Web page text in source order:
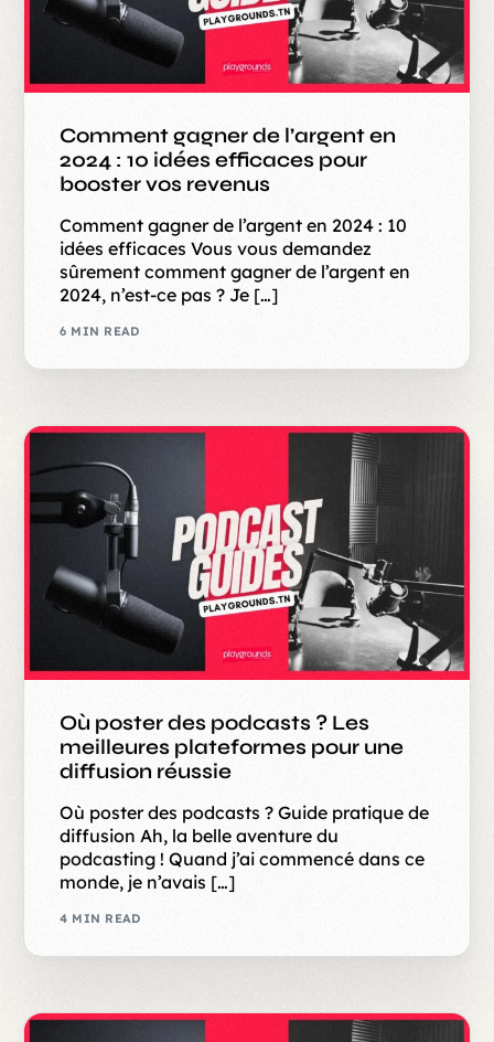
Comment gagner de l’argent en
2024 : 10 idées efficaces pour
booster vos revenus
Comment gagner de l’argent en 2024 : 10
idées efficaces Vous vous demandez
sûrement comment gagner de l’argent en
2024, n’est-ce pas ? Je […]
6 MIN READ
Où poster des podcasts ? Les
meilleures plateformes pour une
diffusion réussie
Où poster des podcasts ? Guide pratique de
diffusion Ah, la belle aventure du
podcasting ! Quand j’ai commencé dans ce
monde, je n’avais […]
4 MIN READ